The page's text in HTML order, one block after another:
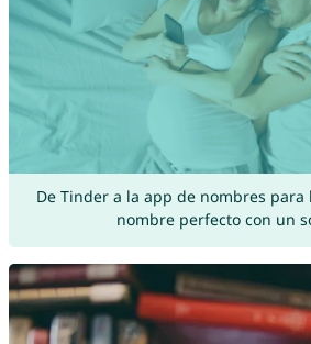
De Tinder a la app de nombres
nombre perfecto con un